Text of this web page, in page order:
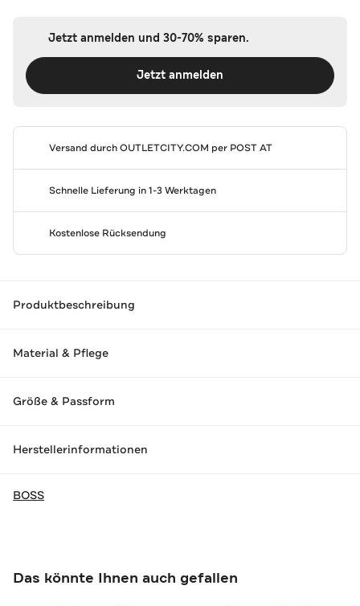
Jetzt anmelden und 30-70% sparen.
Jetzt anmelden
Versand durchOUTLETCITY.COM per POST AT
Schnelle Lieferung in 1-3 Werktagen
Kostenlose Rücksendung
Produktbeschreibung
Material & Pflege
Größe & Passform
Herstellerinformationen
BOSS
Das könnte Ihnen auch gefallen